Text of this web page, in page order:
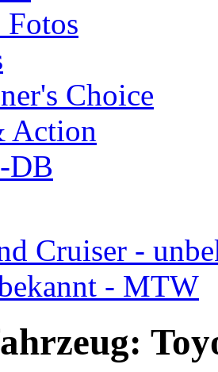
Fotos
Choice
Action
DB
Cruiser -
- MTW